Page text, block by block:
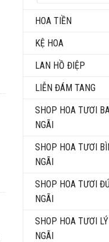
HOA TIỀN
KỆ HOA
LAN HỒ ĐIỆP
LIỄN ĐÁM TANG
SHOP HOA TƯƠI
NGÃI
SHOP HOA TƯƠI
NGÃI
SHOP HOA TƯƠI
NGÃI
SHOP HOA TƯƠI
NGÃI